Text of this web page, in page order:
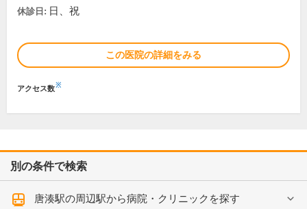
休診日: 日、祝
この医院の詳細をみる
アクセス数※
別の条件で検索
唐湊駅の周辺駅から病院・クリニックを探す